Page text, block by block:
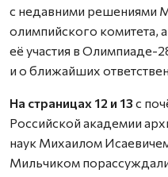
с недавними решениями
олимпийского комитета,
её участия в Олимпиаде-
и о ближайших
На страницах 12 и 13 с
Российской академии
наук Михаилом
Мильчиком